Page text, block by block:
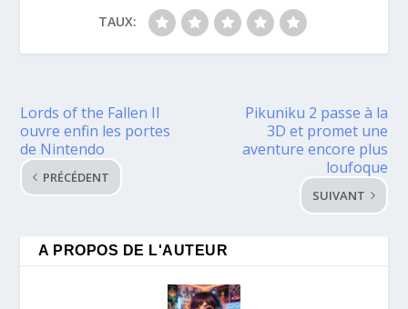
TAUX:
Lords of the Fallen II
ouvre enfin les portes
de Nintendo
PRÉCÉDENT
Pikuniku 2 passe à la
3D et promet une
aventure encore plus
loufoque
SUIVANT
A PROPOS DE L'AUTEUR